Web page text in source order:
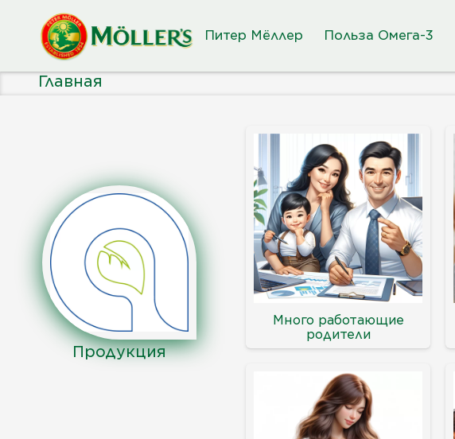
Питер Мёллер Польза Омега-3
Главная
Продукция
Много работающие
родители